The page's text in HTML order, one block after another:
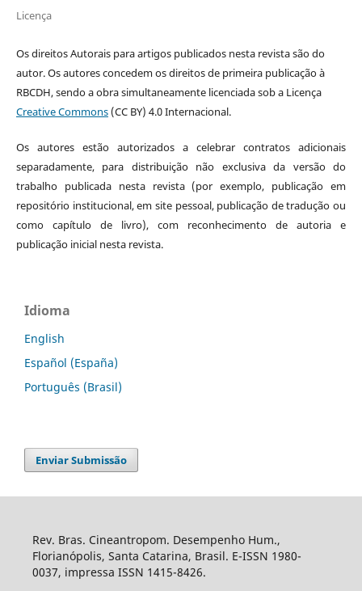
Licença
Os direitos Autorais para artigos publicados nesta revista são do
autor. Os autores concedem os direitos de primeira publicação à
RBCDH, sendo a obra simultaneamente licenciada sob a Licença
Creative Commons(CC BY) 4.0 Internacional.
Os autores estão autorizados a celebrar contratos adicionais
separadamente, para distribuição não exclusiva da versão do
trabalho publicada nesta revista (por exemplo, publicação em
repositório institucional, em site pessoal, publicação de tradução ou
como capítulo de livro), com reconhecimento de autoria e
publicação inicial nesta revista.
Idioma
English
Español (España)
Português (Brasil)
Enviar Submissão
Rev. Bras. Cineantropom. Desempenho Hum.,
Florianópolis, Santa Catarina, Brasil. E-ISSN 1980-
0037, impressa ISSN 1415-8426.